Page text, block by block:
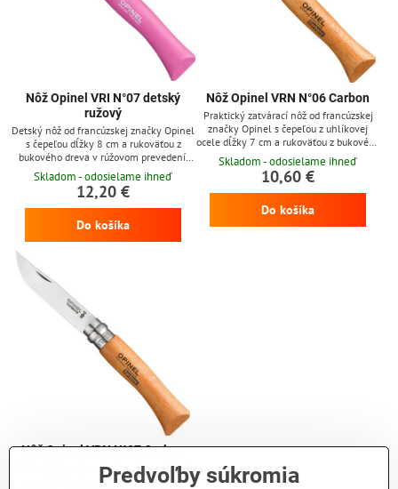
Nôž Opinel VRI N°07 detský
ružový
Detský nôž od francúzskej značky Opinel
s čepeľou dĺžky 8 cm a rukoväťou z
bukového dreva v rúžovom prevedení.
Špička noža má zaoblený tvar a nôž
obsahuje aj poistku Viroblock pre
maximálnu ochranú vaších detí
Skladom - odosielame ihneď
12,20 €
Do košíka
Nôž Opinel VRN N°06 Carbon
Praktický zatvárací nôž od francúzskej
značky Opinel s čepeľou z uhlíkovej
ocele dĺžky 7 cm a rukoväťou z bukového
dreva, nôž obsahuje otočnú poistku
Viroblock. Čepeľ z uhlíkovej ocele dobre
drží ostrie a ľahko sa brúsi, avšak je
vysoko náchylná k hrdzaveniu (nôž treba
po použití dôkladne vyčistiť, vysušiť a
Skladom - odosielame ihneď
10,60 €
Do košíka
Nôž Opinel VRN N°07 Carbon
Praktický zatvárací nôž od francúzskej
značky Opinel s čepeľou z uhlíkovej
Predvoľby súkromia